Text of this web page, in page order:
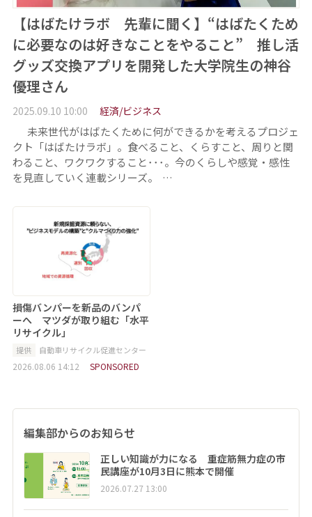
【はばたけラボ 先輩に聞く】“はばたくため
に必要なのは好きなことをやること” 推し活
グッズ交換アプリを開発した大学院生の神谷
優理さん
2025.09.10 10:00 経済/ビジネス
未来世代がはばたくために何ができるかを考えるプロジェ
クト「はばたけラボ」。食べること、くらすこと、周りと関
わること、ワクワクすること･･･。今のくらしや感覚・感性
を見直していく連載シリーズ。 …
損傷バンパーを新品のバンパ
ーへ マツダが取り組む「水平
リサイクル」
提供 自動車リサイクル促進センター
2026.08.06 14:12 SPONSORED
編集部からのお知らせ
正しい知識が力になる 重症筋無力症の市
民講座が10月3日に熊本で開催
2026.07.27 13:00